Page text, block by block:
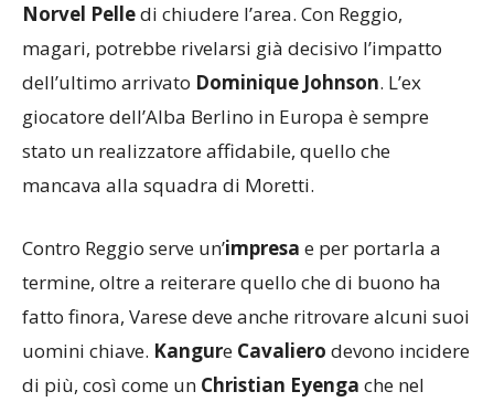
Norvel Pelledi chiudere l’area. Con Reggio,
magari, potrebbe rivelarsi già decisivo l’impatto
dell’ultimo arrivato Dominique Johnson. L’ex
giocatore dell’Alba Berlino in Europa è sempre
stato un realizzatore affidabile, quello che
mancava alla squadra di Moretti.
Contro Reggio serve un’impresa e per portarla a
termine, oltre a reiterare quello che di buono ha
fatto finora, Varese deve anche ritrovare alcuni suoi
uomini chiave. Kangure Cavaliero devono incidere
di più, così come un Christian Eyenga che nel